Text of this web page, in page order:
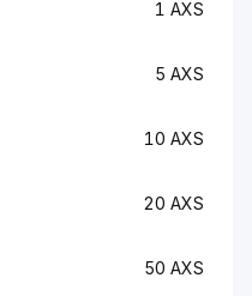
1 AXS
5 AXS
10 AXS
20 AXS
50 AXS